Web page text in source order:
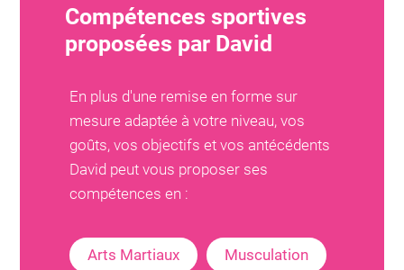
Compétences sportives
proposées par David
En plus d'une remise en forme sur
mesure adaptée à votre niveau, vos
goûts, vos objectifs et vos antécédents
David peut vous proposer ses
compétences en :
Arts Martiaux Musculation